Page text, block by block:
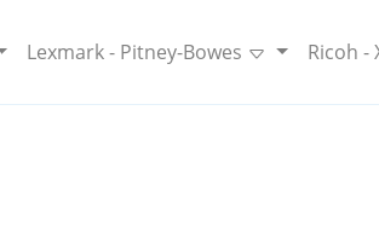
Lexmark - Pitney-Bowes Ricoh -